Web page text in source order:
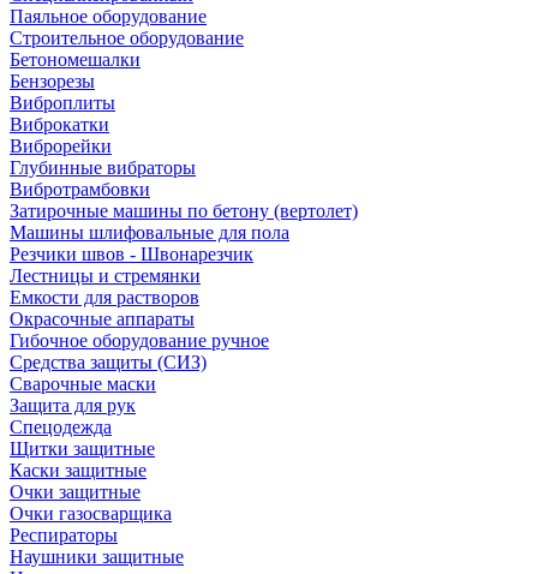
Паяльное оборудование
Строительное оборудование
Бетономешалки
Бензорезы
Виброплиты
Виброкатки
Виброрейки
Глубинные вибраторы
Вибротрамбовки
Затирочные машины по бетону (вертолет)
Машины шлифовальные для пола
Резчики швов - Швонарезчик
Лестницы и стремянки
Емкости для растворов
Окрасочные аппараты
Гибочное оборудование ручное
Средства защиты (СИЗ)
Сварочные маски
Защита для рук
Спецодежда
Щитки защитные
Каски защитные
Очки защитные
Очки газосварщика
Респираторы
Наушники защитные